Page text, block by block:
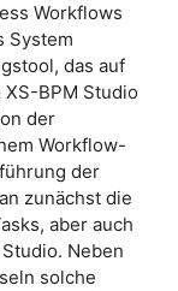
Workflows
System
das auf
BPM Studio
der
Workflow-
der
zunächst die
aber auch
Neben
solche